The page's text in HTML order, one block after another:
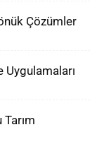
Çözümler
Uygulamaları